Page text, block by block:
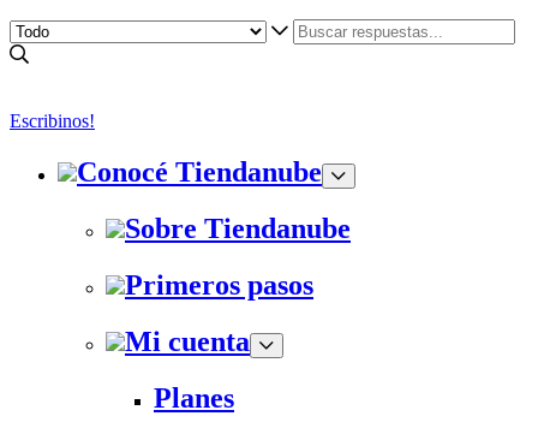
Escribinos!
Conocé Tiendanube
Sobre Tiendanube
Primeros pasos
Mi cuenta
Planes